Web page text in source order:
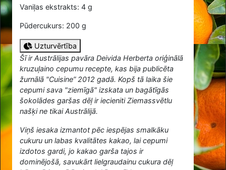
Vaniļas ekstrakts: 4 g
Pūdercukurs: 200 g
Uzturvērtība
Šī ir Austrālijas pavāra Deivida Herberta oriģinālā
kruzuļaino cepumu recepte, kas bija publicēta
žurnālā "Cuisine” 2012 gadā. Kopš tā laika šie
cepumi sava "ziemīgā" izskata un bagātīgās
šokolādes garšas dēļ ir iecieniti Ziemassvētlu
našķi ne tikai Austrālijā.
Viņš iesaka izmantot pēc iespējas smalkāku
cukuru un labas kvalitātes kakao, lai cepumi
izdotos gardi, jo kakao garša tajos ir
dominējošā, savukārt lielgraudainu cukura dēļ